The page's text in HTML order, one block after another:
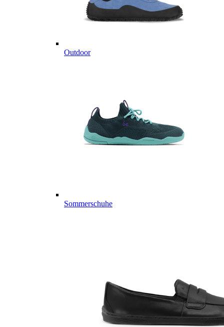
Outdoor
Sommerschuhe